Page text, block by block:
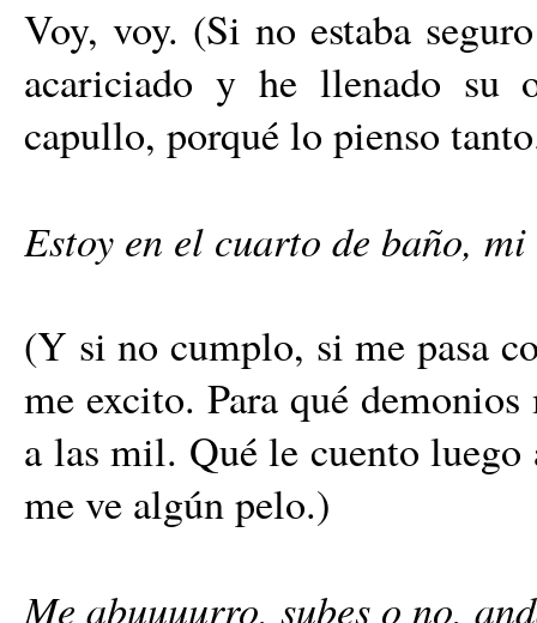
Voy, voy. (Si no estaba
acariciado y he llenado su
capullo, porqué lo pienso
Estoy en el cuarto de baño,
(Y si no cumplo, si me pasa
me excito. Para qué
a las mil. Qué le cuento
me ve algún pelo.)
Me abuuuurro, subes o no,